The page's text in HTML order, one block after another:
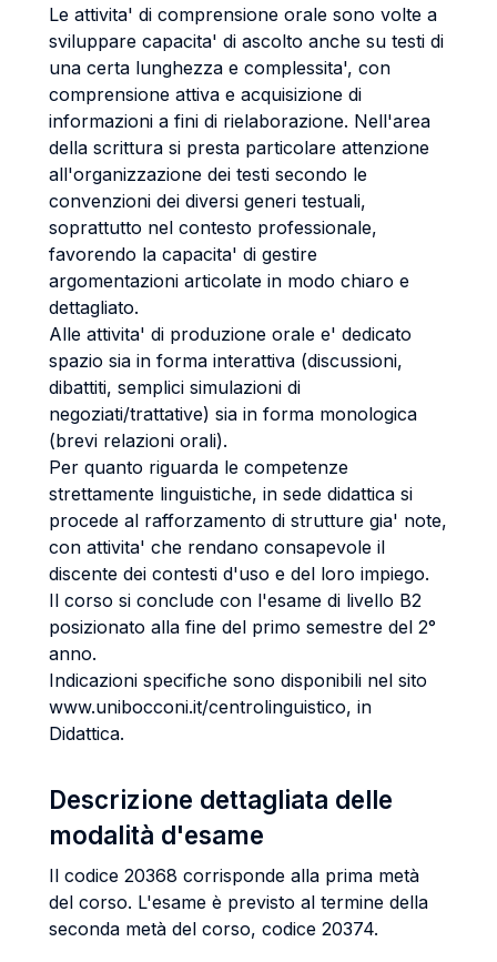
Le attivita' di comprensione orale sono volte a
sviluppare capacita' di ascolto anche su testi di
una certa lunghezza e complessita', con
comprensione attiva e acquisizione di
informazioni a fini di rielaborazione. Nell'area
della scrittura si presta particolare attenzione
all'organizzazione dei testi secondo le
convenzioni dei diversi generi testuali,
soprattutto nel contesto professionale,
favorendo la capacita' di gestire
argomentazioni articolate in modo chiaro e
dettagliato.
Alle attivita' di produzione orale e' dedicato
spazio sia in forma interattiva (discussioni,
dibattiti, semplici simulazioni di
negoziati/trattative) sia in forma monologica
(brevi relazioni orali).
Per quanto riguarda le competenze
strettamente linguistiche, in sede didattica si
procede al rafforzamento di strutture gia' note,
con attivita' che rendano consapevole il
discente dei contesti d'uso e del loro impiego.
Il corso si conclude con l'esame di livello B2
posizionato alla fine del primo semestre del 2°
anno.
Indicazioni specifiche sono disponibili nel sito
www.unibocconi.it/centrolinguistico, in
Didattica.
Descrizione dettagliata delle
modalità d'esame
Il codice 20368 corrisponde alla prima metà
del corso. L'esame è previsto al termine della
seconda metà del corso, codice 20374.